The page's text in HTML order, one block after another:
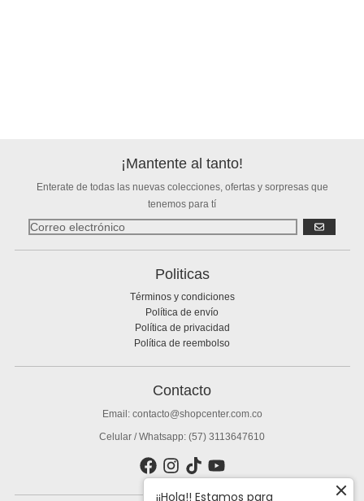
¡Mantente al tanto!
Enterate de todas las nuevas colecciones, ofertas y sorpresas que
tenemos para tí
Politicas
Términos y condiciones
Política de envío
Política de privacidad
Política de reembolso
Contacto
Email: contacto@shopcenter.com.co
Celular / Whatsapp: (57) 3113647610
¡¡Hola!! Estamos para